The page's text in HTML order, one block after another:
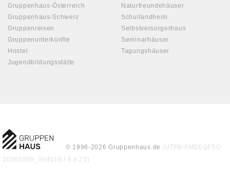
Gruppenhaus-Österreich
Gruppenhaus-Schweiz
Gruppenreisen
Gruppenunterkünfte
Hostel
Jugendbildungsstätte
Naturfreundehäuser
Schullandheim
Selbstversorgerhaus
Seminarhäuser
Tagungshäuser
© 1998-2026 Gruppenhaus.de (UTF8/XMEEQE5G
20260809_004018 / 8.4.23)